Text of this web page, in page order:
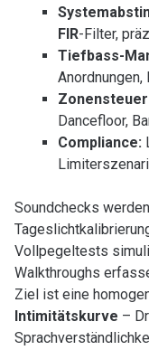
FIR-Filter,
Tiefbass-
Dancefloor,
Compliance:
Soundchecks
Vollpegeltests
Walkthroughs
Ziel ist eine
Intimitätskurve –